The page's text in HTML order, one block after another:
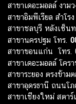
สาขาเดอะมอลล์ งาม
สาขาอิมพีเรียล สำโรง
สาขาชลบุรี หลังเซ็น
สาขานครปฐม โทร.
สาขาขอนแก่น โทร.
สาขาเดอะมอลล์ โคร
สาขาระยอง ตรงข้าม
สาขาอุดรธานี ถนนโ
สาขาเชียงใหม่ สตาร์